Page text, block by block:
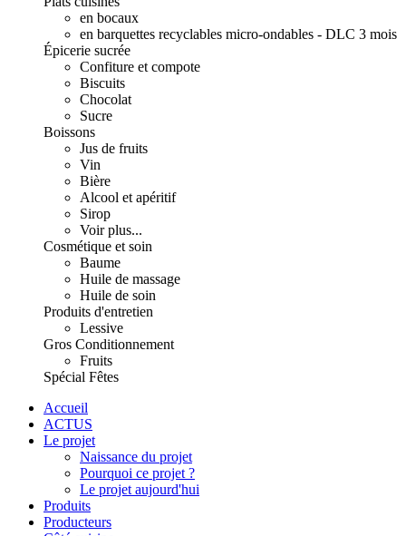
en bocaux
en barquettes recyclables micro-ondables - DLC 3 mois
Épicerie sucrée
Confiture et compote
Biscuits
Chocolat
Sucre
Boissons
Jus de fruits
Vin
Bière
Alcool et apéritif
Sirop
Voir plus...
Cosmétique et soin
Baume
Huile de massage
Huile de soin
Produits d'entretien
Lessive
Gros Conditionnement
Fruits
Spécial Fêtes
Accueil
ACTUS
Le projet
Naissance du projet
Pourquoi ce projet ?
Le projet aujourd'hui
Produits
Producteurs